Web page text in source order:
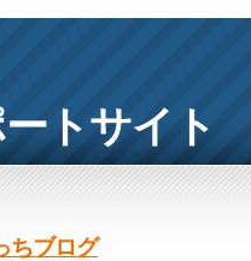
トサイト
ちブログ